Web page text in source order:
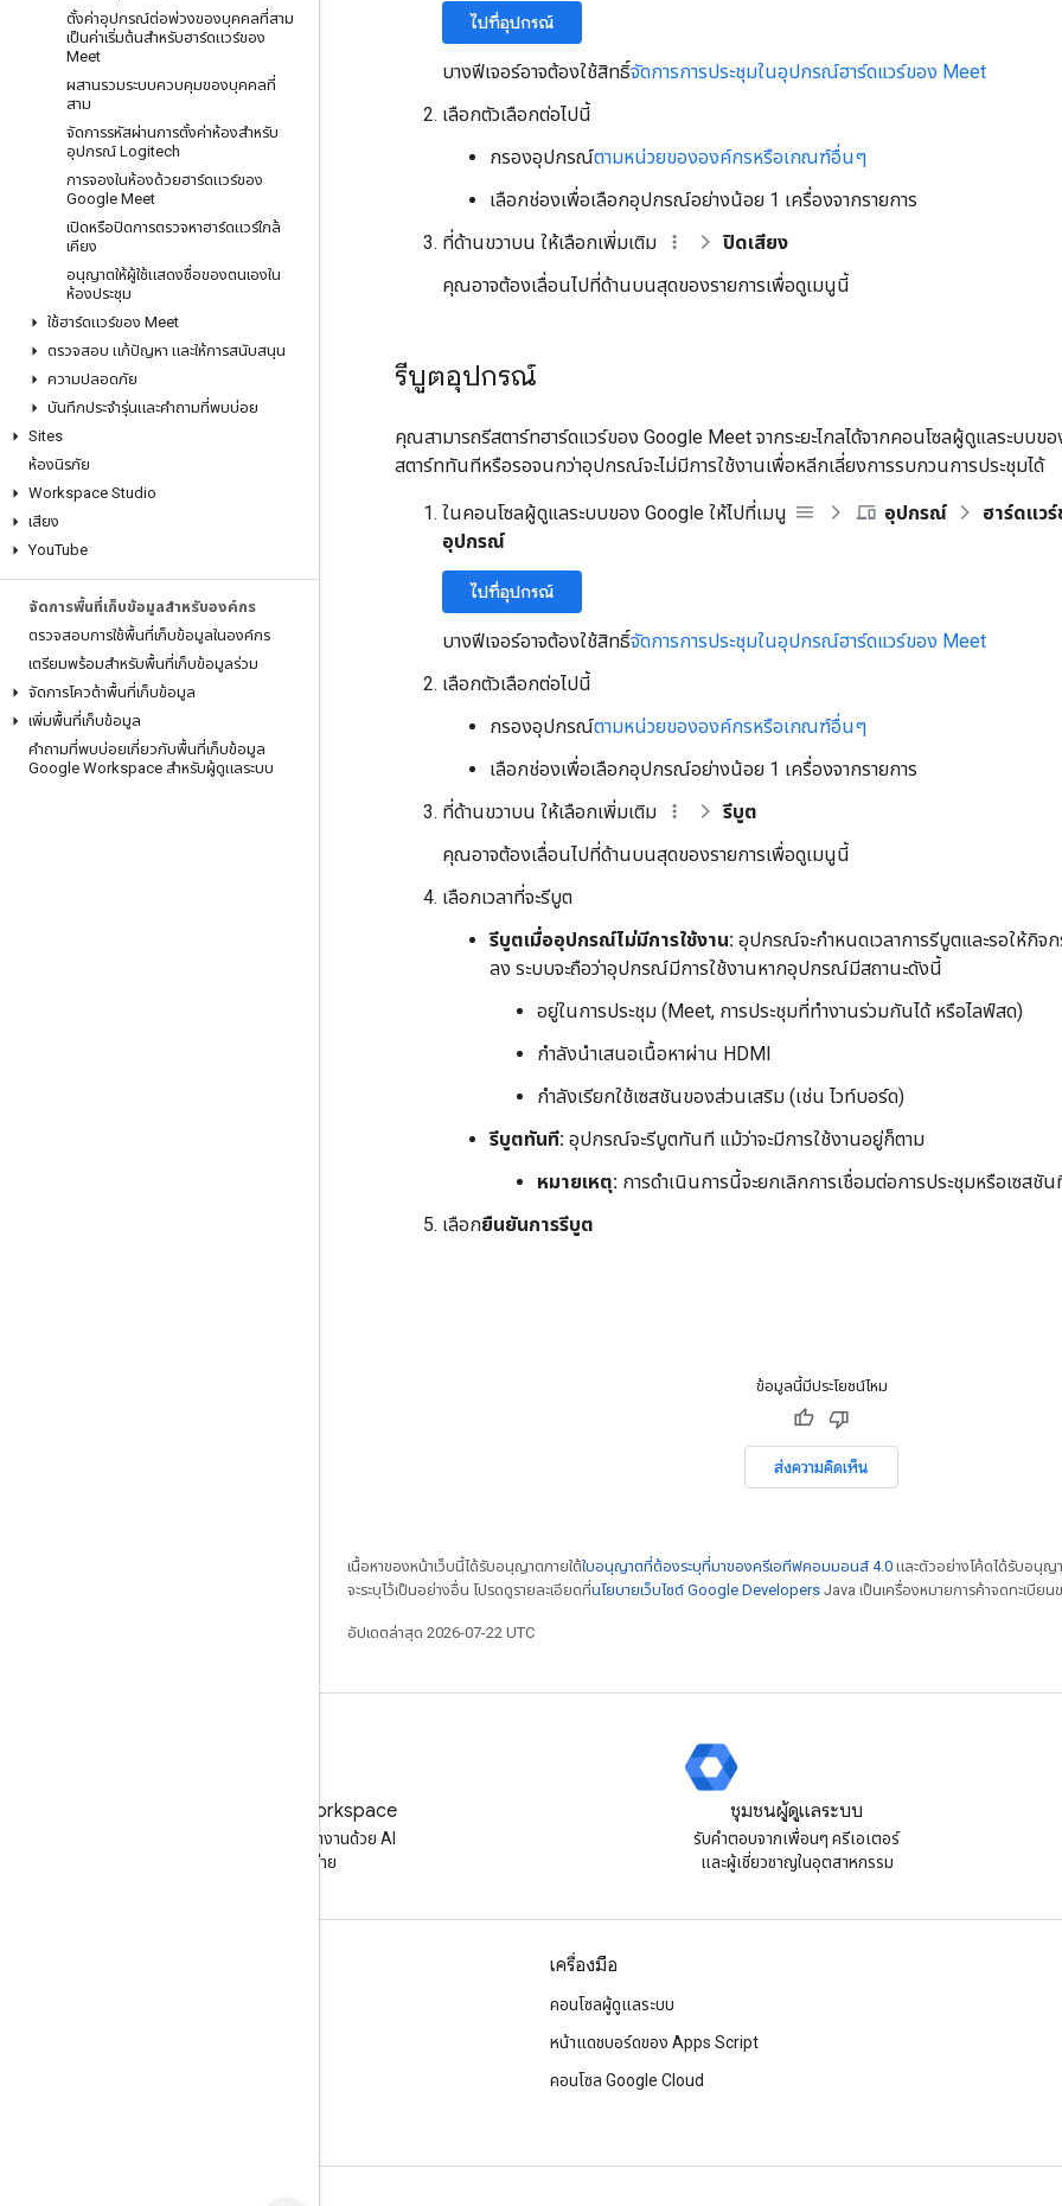
ตั้งค่าอุปกรณ์ต่อพ่วงของบุคคลที่สาม
เป็นค่าเริ่มต้นสำหรับฮาร์ดแวร์ของ
Meet
ผสานรวมระบบควบคุมของบุคคลที่
สาม
จัดการรหัสผ่านการตั้งค่าห้องสำหรับ
อุปกรณ์ Logitech
การจองในห้องด้วยฮาร์ดแวร์ของ
Google Meet
เปิดหรือปิดการตรวจหาฮาร์ดแวร์ใกล้
เคียง
อนุญาตให้ผู้ใช้แสดงชื่อของตนเองใน
ห้องประชุม
ใช้ฮาร์ดแวร์ของ Meet
ตรวจสอบ แก้ปัญหา และให้การสนับสนุน
ความปลอดภัย
บันทึกประจำรุ่นและคำถามที่พบบ่อย
Sites
ห้องนิรภัย
Workspace Studio
เสียง
YouTube
จัดการพื้นที่เก็บข้อมูลสำหรับองค์กร
ตรวจสอบการใช้พื้นที่เก็บข้อมูลในองค์กร
เตรียมพร้อมสำหรับพื้นที่เก็บข้อมูลร่วม
จัดการโควต้าพื้นที่เก็บข้อมูล
เพิ่มพื้นที่เก็บข้อมูล
คำถามที่พบบ่อยเกี่ยวกับพื้นที่เก็บข้อมูล
Google Workspace สำหรับผู้ดูแลระบบ
ไปที่อุปกรณ์
บางฟีเจอร์อาจต้องใช้สิทธิ์จัดการการประชุมในอุปกรณ์ฮาร์ดแวร์ของ Meet
เลือกตัวเลือกต่อไปนี้
กรองอุปกรณ์ตามหน่วยขององค์กรหรือเกณฑ์อื่นๆ
เลือกช่องเพื่อเลือกอุปกรณ์อย่างน้อย 1 เครื่องจากรายการ
ที่ด้านขวาบน ให้เลือกเพิ่มเติม
ปิดเสียง
คุณอาจต้องเลื่อนไปที่ด้านบนสุดของรายการเพื่อดูเมนูนี้
รีบูตอุปกรณ์
คุณสามารถรีสตาร์ทฮาร์ดแวร์ของ Google Meet จากระยะไกลได้จากคอนโซลผู้ดูแลระบบขอ
สตาร์ททันทีหรือรอจนกว่าอุปกรณ์จะไม่มีการใช้งานเพื่อหลีกเลี่ยงการรบกวนการประชุมได้
ในคอนโซลผู้ดูแลระบบของ Google ให้ไปที่เมนู อุปกรณ์
ฮาร์ดแว
อุปกรณ์
ไปที่อุปกรณ์
บางฟีเจอร์อาจต้องใช้สิทธิ์จัดการการประชุมในอุปกรณ์ฮาร์ดแวร์ของ Meet
เลือกตัวเลือกต่อไปนี้
กรองอุปกรณ์ตามหน่วยขององค์กรหรือเกณฑ์อื่นๆ
เลือกช่องเพื่อเลือกอุปกรณ์อย่างน้อย 1 เครื่องจากรายการ
ที่ด้านขวาบน ให้เลือกเพิ่มเติม
รีบูต
คุณอาจต้องเลื่อนไปที่ด้านบนสุดของรายการเพื่อดูเมนูนี้
เลือกเวลาที่จะรีบูต
รีบูตเมื่ออุปกรณ์ไม่มีการใช้งาน: อุปกรณ์จะกำหนดเวลาการรีบูตและรอให้กิ
ลง ระบบจะถือว่าอุปกรณ์มีการใช้งานหากอุปกรณ์มีสถานะดังนี้
อยู่ในการประชุม (Meet, การประชุมที่ทำงานร่วมกันได้ หรือไลฟ์สด)
กำลังนำเสนอเนื้อหาผ่าน HDMI
กำลังเรียกใช้เซสชันของส่วนเสริม (เช่น ไวท์บอร์ด)
รีบูตทันที: อุปกรณ์จะรีบูตทันที แม้ว่าจะมีการใช้งานอยู่ก็ตาม
หมายเหตุ: การดำเนินการนี้จะยกเลิกการเชื่อมต่อการประชุมหรือเซสชั
เลือกยืนยันการรีบูต
ข้อมูลนี้มีประโยชน์ไหม
ส่งความคิดเห็น
เนื้อหาของหน้าเว็บนี้ได้รับอนุญาตภายใต้ใบอนุญาตที่ต้องระบุที่มาของครีเอทีฟคอมมอนส์ 4.0 และตัวอย่างโค้ดได้รับอนุญ
จะระบุไว้เป็นอย่างอื่น โปรดดูรายละเอียดที่นโยบายเว็บไซต์ Google Developers Java เป็นเครื่องหมายการค้าจดทะเบีย
อัปเดตล่าสุด 2026-07-22 UTC
ลองใช้ Google Workspace
เพิ่มประสิทธิภาพการทำงานด้วย AI
โดยไม่มีค่าใช้จ่าย
ชุมชนผู้ดูแลระบบ
รับคําตอบจากเพื่อนๆ ครีเอเตอร์
และผู้เชี่ยวชาญในอุตสาหกรรม
เครื่องมือ
คอนโซลผู้ดูแลระบบ
หน้าแดชบอร์ดของ Apps Script
คอนโซล Google Cloud